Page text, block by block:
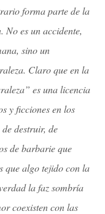
forma parte de la
es un accidente,
sino un
Claro que en la
es una licencia
y ficciones en los
destruir, de
de barbarie que
que algo tejido con la
la faz sombría
coexisten con las